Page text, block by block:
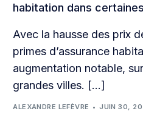
habitation dans
Avec la hausse des prix
primes d’assurance
augmentation notable,
grandes villes. […]
ALEXANDRE LEFÈVRE JUIN 30,